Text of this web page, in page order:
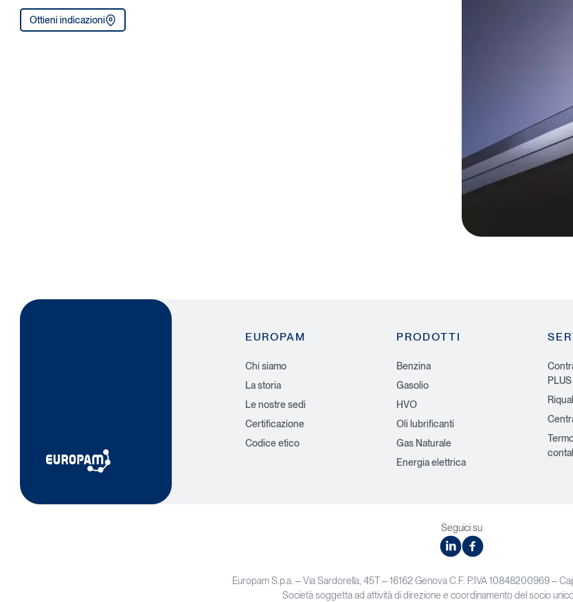
Ottieni indicazioni
EUROPAM
Chi siamo
La storia
Le nostre sedi
Certificazione
Codice etico
PRODOTTI
Benzina
Gasolio
HVO
Oli lubrificanti
Gas Naturale
Energia elettrica
PLUS
Seguici su
linkedinfacebook
Europam S.p.a. – Via Sardorella, 45T – 16162 Genova C.F. P.IVA 10848200969 –
Società soggetta ad attività di direzione e coordinamento del socio unico